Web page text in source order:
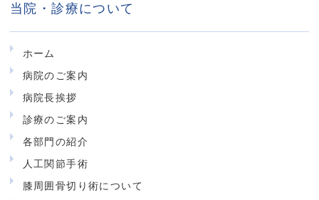
当院・診療について
ホーム
病院のご案内
病院長挨拶
診療のご案内
各部門の紹介
人工関節手術
膝周囲骨切り術について